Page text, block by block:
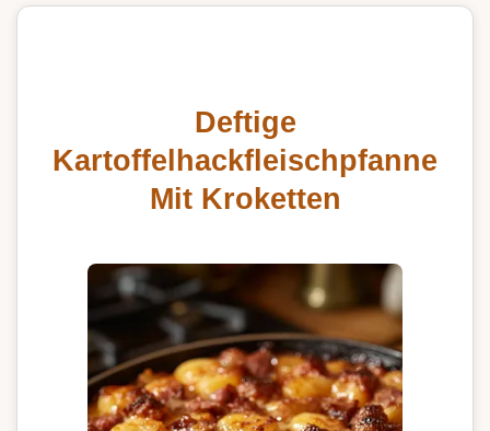
Deftige
Kartoffelhackfleischpfanne
Mit Kroketten